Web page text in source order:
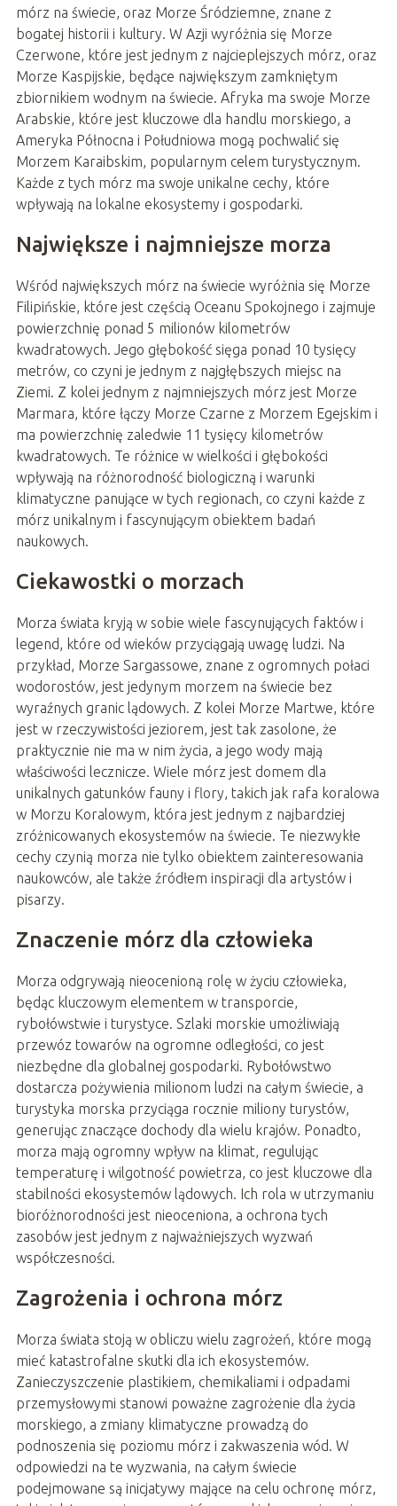
mórz na świecie, oraz Morze Śródziemne, znane z
bogatej historii i kultury. W Azji wyróżnia się Morze
Czerwone, które jest jednym z najcieplejszych mórz, oraz
Morze Kaspijskie, będące największym zamkniętym
zbiornikiem wodnym na świecie. Afryka ma swoje Morze
Arabskie, które jest kluczowe dla handlu morskiego, a
Ameryka Północna i Południowa mogą pochwalić się
Morzem Karaibskim, popularnym celem turystycznym.
Każde z tych mórz ma swoje unikalne cechy, które
wpływają na lokalne ekosystemy i gospodarki.
Największe i najmniejsze morza
Wśród największych mórz na świecie wyróżnia się Morze
Filipińskie, które jest częścią Oceanu Spokojnego i zajmuje
powierzchnię ponad 5 milionów kilometrów
kwadratowych. Jego głębokość sięga ponad 10 tysięcy
metrów, co czyni je jednym z najgłębszych miejsc na
Ziemi. Z kolei jednym z najmniejszych mórz jest Morze
Marmara, które łączy Morze Czarne z Morzem Egejskim i
ma powierzchnię zaledwie 11 tysięcy kilometrów
kwadratowych. Te różnice w wielkości i głębokości
wpływają na różnorodność biologiczną i warunki
klimatyczne panujące w tych regionach, co czyni każde z
mórz unikalnym i fascynującym obiektem badań
naukowych.
Ciekawostki o morzach
Morza świata kryją w sobie wiele fascynujących faktów i
legend, które od wieków przyciągają uwagę ludzi. Na
przykład, Morze Sargassowe, znane z ogromnych połaci
wodorostów, jest jedynym morzem na świecie bez
wyraźnych granic lądowych. Z kolei Morze Martwe, które
jest w rzeczywistości jeziorem, jest tak zasolone, że
praktycznie nie ma w nim życia, a jego wody mają
właściwości lecznicze. Wiele mórz jest domem dla
unikalnych gatunków fauny i flory, takich jak rafa koralowa
w Morzu Koralowym, która jest jednym z najbardziej
zróżnicowanych ekosystemów na świecie. Te niezwykłe
cechy czynią morza nie tylko obiektem zainteresowania
naukowców, ale także źródłem inspiracji dla artystów i
pisarzy.
Znaczenie mórz dla człowieka
Morza odgrywają nieocenioną rolę w życiu człowieka,
będąc kluczowym elementem w transporcie,
rybołówstwie i turystyce. Szlaki morskie umożliwiają
przewóz towarów na ogromne odległości, co jest
niezbędne dla globalnej gospodarki. Rybołówstwo
dostarcza pożywienia milionom ludzi na całym świecie, a
turystyka morska przyciąga rocznie miliony turystów,
generując znaczące dochody dla wielu krajów. Ponadto,
morza mają ogromny wpływ na klimat, regulując
temperaturę i wilgotność powietrza, co jest kluczowe dla
stabilności ekosystemów lądowych. Ich rola w utrzymaniu
bioróżnorodności jest nieoceniona, a ochrona tych
zasobów jest jednym z najważniejszych wyzwań
współczesności.
Zagrożenia i ochrona mórz
Morza świata stoją w obliczu wielu zagrożeń, które mogą
mieć katastrofalne skutki dla ich ekosystemów.
Zanieczyszczenie plastikiem, chemikaliami i odpadami
przemysłowymi stanowi poważne zagrożenie dla życia
morskiego, a zmiany klimatyczne prowadzą do
podnoszenia się poziomu mórz i zakwaszenia wód. W
odpowiedzi na te wyzwania, na całym świecie
podejmowane są inicjatywy mające na celu ochronę mórz,